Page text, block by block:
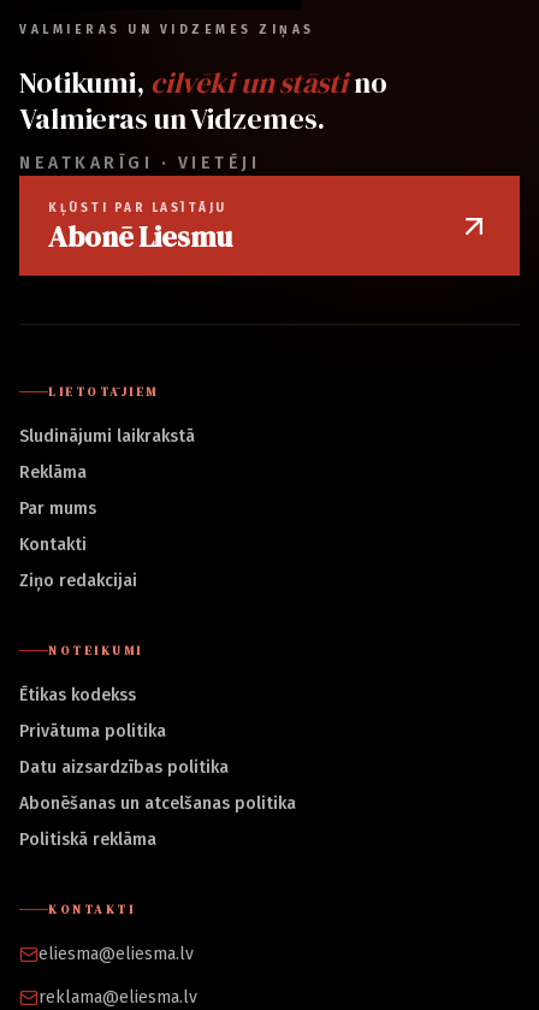
VALMIERAS UN VIDZEMES ZIŅAS
Notikumi, cilvēki un stāstino
Valmieras un Vidzemes.
NEATKARĪGI · VIETĒJI
KĻŪSTI PAR LASĪTĀJU
Abonē Liesmu
LIETOTĀJIEM
Sludinājumi laikrakstā
Reklāma
Par mums
Kontakti
Ziņo redakcijai
NOTEIKUMI
Ētikas kodekss
Privātuma politika
Datu aizsardzības politika
Abonēšanas un atcelšanas politika
Politiskā reklāma
KONTAKTI
eliesma@eliesma.lv
reklama@eliesma.lv